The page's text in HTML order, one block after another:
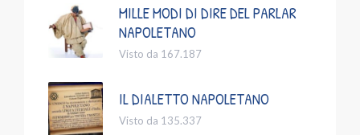
MILLE MODI DI DIRE DEL PARLAR
NAPOLETANO
Visto da 167.187
IL DIALETTO NAPOLETANO
Visto da 135.337